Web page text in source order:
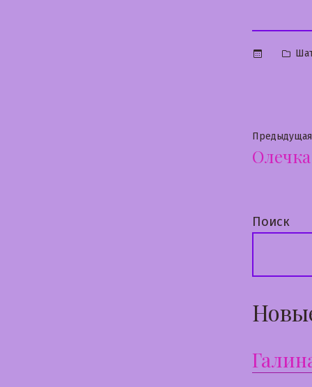
по
Предыдущая
Олечка
Поиск